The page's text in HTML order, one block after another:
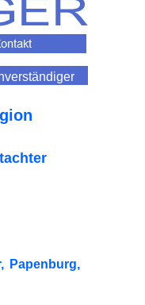
Papenburg,